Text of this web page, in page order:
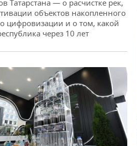
Татарстана — о расчистке рек,
объектов накопленного
цифровизации и о том, какой
через 10 лет